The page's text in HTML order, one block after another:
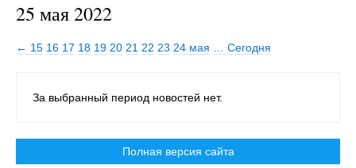
25 мая 2022
← 15 16 17 18 19 20 21 22 23 24 мая Сегодня
За выбранный период новостей нет.
Полная версия сайта